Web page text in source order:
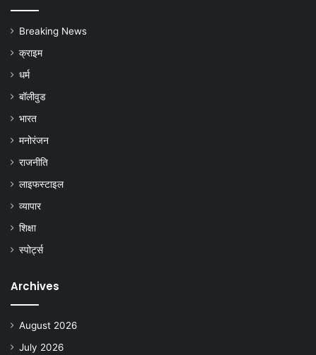
Breaking News
क्राइम
धर्म
बॉलीवुड
भारत
मनोरंजन
राजनीति
लाइफस्टाइल
व्यापार
शिक्षा
स्पोर्ट्स
Archives
August 2026
July 2026